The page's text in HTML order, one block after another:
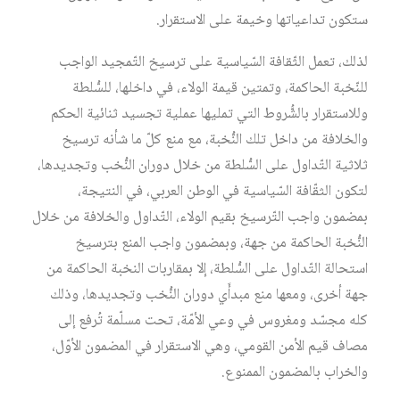
ستكون تداعياتها وخيمة على الاستقرار.
لذلك، تعمل الثّقافة السّياسية على ترسيخ التّمجيد الواجب
للنّخبة الحاكمة، وتمتين قيمة الولاء، في داخلها، للسُّلطة
وللاستقرار بالشُّروط التي تمليها عملية تجسيد ثنائية الحكم
والخلافة من داخل تلك النُّخبة، مع منع كلّ ما شأنه ترسيخ
ثلاثية التّداول على السُّلطة من خلال دوران النُّخب وتجديدها،
لتكون الثقّافة السّياسية في الوطن العربي، في النتيجة،
بمضمون واجب التّرسيخ بقيم الولاء، التّداول والخلافة من خلال
النُّخبة الحاكمة من جهة، وبمضمون واجب المنع بترسيخ
استحالة التّداول على السُّلطة، إلا بمقاربات النخبة الحاكمة من
جهة أخرى، ومعها منع مبدأَي دوران النُّخب وتجديدها، وذلك
كله مجسّد ومغروس في وعي الأمّة، تحت مسلّمة تُرفع إلى
مصاف قيم الأمن القومي، وهي الاستقرار في المضمون الأوّل،
والخراب بالمضمون الممنوع.